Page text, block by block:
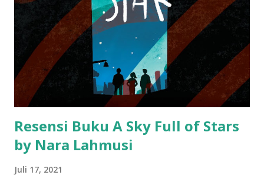
Resensi Buku A Sky Full of Stars
by Nara Lahmusi
Juli 17, 2021